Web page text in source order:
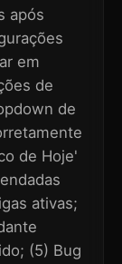
após
em
de
de
de Hoje'
ativas;
(5) Bug